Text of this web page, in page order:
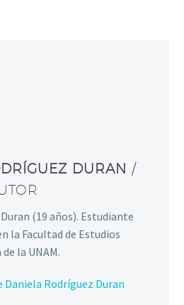
DURAN /
(19 años). Estudiante
la Facultad de Estudios
la UNAM.
Daniela Rodríguez Duran